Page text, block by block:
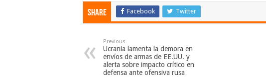
Share Facebook Twitter
Previous
Ucrania lamenta la demora en
envíos de armas de EE.UU. y
alerta sobre impacto crítico en
defensa ante ofensiva rusa